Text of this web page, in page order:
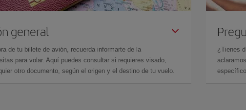
general
de tu billete de avión, recuerda informarte de la
para volar. Aquí puedes consultar si requieres visado,
otro documento, según el origen y el destino de tu vuelo.
¿Tienes